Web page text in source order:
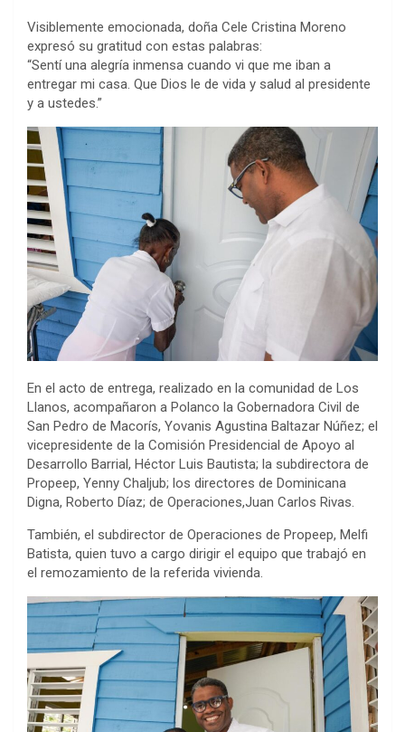
Visiblemente emocionada, doña Cele Cristina Moreno
expresó su gratitud con estas palabras:
“Sentí una alegría inmensa cuando vi que me iban a
entregar mi casa. Que Dios le de vida y salud al presidente
y a ustedes.”
En el acto de entrega, realizado en la comunidad de Los
Llanos, acompañaron a Polanco la Gobernadora Civil de
San Pedro de Macorís, Yovanis Agustina Baltazar Núñez; el
vicepresidente de la Comisión Presidencial de Apoyo al
Desarrollo Barrial, Héctor Luis Bautista; la subdirectora de
Propeep, Yenny Chaljub; los directores de Dominicana
Digna, Roberto Díaz; de Operaciones,Juan Carlos Rivas.
También, el subdirector de Operaciones de Propeep, Melfi
Batista, quien tuvo a cargo dirigir el equipo que trabajó en
el remozamiento de la referida vivienda.